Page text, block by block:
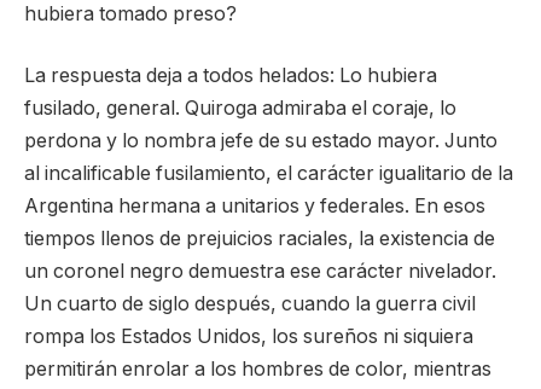
hubiera tomado preso?
La respuesta deja a todos helados: Lo hubiera
fusilado, general. Quiroga admiraba el coraje, lo
perdona y lo nombra jefe de su estado mayor. Junto
al incalificable fusilamiento, el carácter igualitario de la
Argentina hermana a unitarios y federales. En esos
tiempos llenos de prejuicios raciales, la existencia de
un coronel negro demuestra ese carácter nivelador.
Un cuarto de siglo después, cuando la guerra civil
rompa los Estados Unidos, los sureños ni siquiera
permitirán enrolar a los hombres de color, mientras